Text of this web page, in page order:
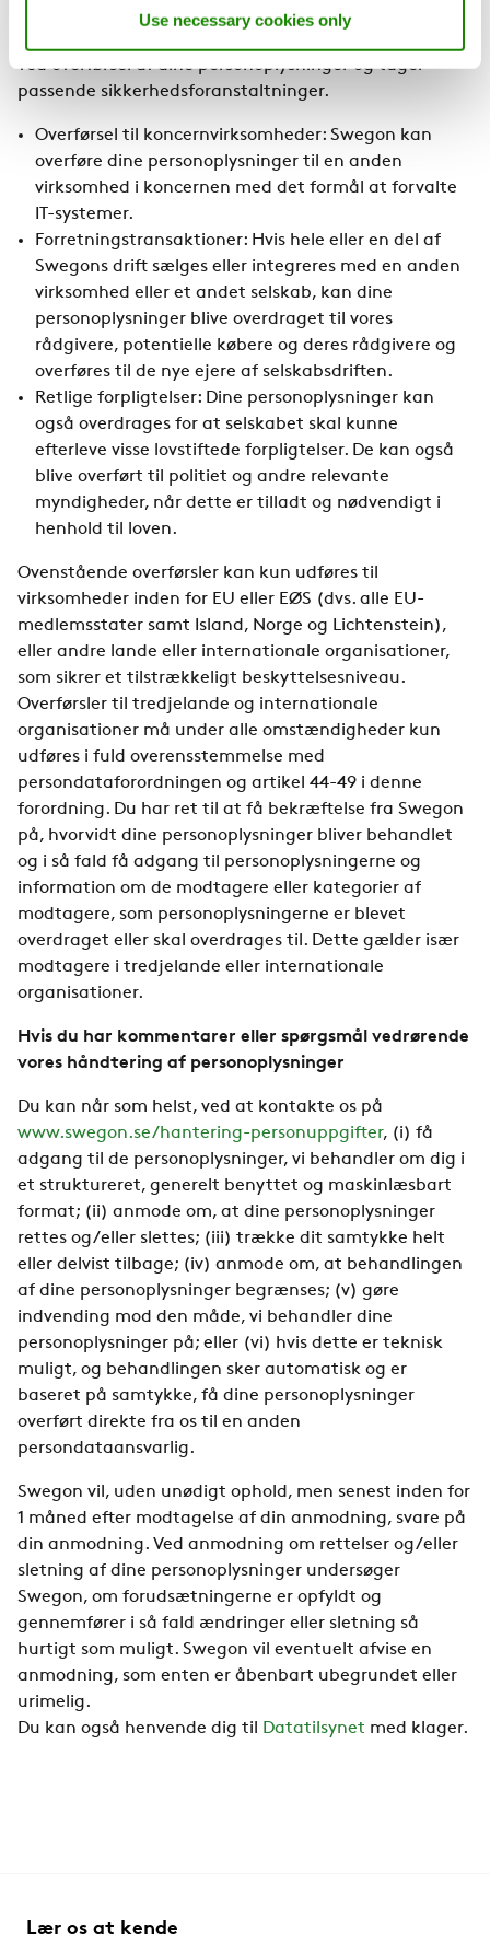
Use necessary cookies only
Swegon overfører kun personoplysninger som
ved overførsel af dine personoplysninger og tager
passende sikkerhedsforanstaltninger.
Overførsel til koncernvirksomheder: Swegon kan
overføre dine personoplysninger til en anden
virksomhed i koncernen med det formål at forvalte
IT-systemer.
Forretningstransaktioner: Hvis hele eller en del af
Swegons drift sælges eller integreres med en anden
virksomhed eller et andet selskab, kan dine
personoplysninger blive overdraget til vores
rådgivere, potentielle købere og deres rådgivere og
overføres til de nye ejere af selskabsdriften.
Retlige forpligtelser: Dine personoplysninger kan
også overdrages for at selskabet skal kunne
efterleve visse lovstiftede forpligtelser. De kan også
blive overført til politiet og andre relevante
myndigheder, når dette er tilladt og nødvendigt i
henhold til loven.
Ovenstående overførsler kan kun udføres til
virksomheder inden for EU eller EØS (dvs. alle EU-
medlemsstater samt Island, Norge og Lichtenstein),
eller andre lande eller internationale organisationer,
som sikrer et tilstrækkeligt beskyttelsesniveau.
Overførsler til tredjelande og internationale
organisationer må under alle omstændigheder kun
udføres i fuld overensstemmelse med
persondataforordningen og artikel 44-49 i denne
forordning. Du har ret til at få bekræftelse fra Swegon
på, hvorvidt dine personoplysninger bliver behandlet
og i så fald få adgang til personoplysningerne og
information om de modtagere eller kategorier af
modtagere, som personoplysningerne er blevet
overdraget eller skal overdrages til. Dette gælder især
modtagere i tredjelande eller internationale
organisationer.
Hvis du har kommentarer eller spørgsmål vedrørende
vores håndtering af personoplysninger
Du kan når som helst, ved at kontakte os på
www.swegon.se/hantering-personuppgifter, (i) få
adgang til de personoplysninger, vi behandler om dig i
et struktureret, generelt benyttet og maskinlæsbart
format; (ii) anmode om, at dine personoplysninger
rettes og/eller slettes; (iii) trække dit samtykke helt
eller delvist tilbage; (iv) anmode om, at behandlingen
af dine personoplysninger begrænses; (v) gøre
indvending mod den måde, vi behandler dine
personoplysninger på; eller (vi) hvis dette er teknisk
muligt, og behandlingen sker automatisk og er
baseret på samtykke, få dine personoplysninger
overført direkte fra os til en anden
persondataansvarlig.
Swegon vil, uden unødigt ophold, men senest inden for
1 måned efter modtagelse af din anmodning, svare på
din anmodning. Ved anmodning om rettelser og/eller
sletning af dine personoplysninger undersøger
Swegon, om forudsætningerne er opfyldt og
gennemfører i så fald ændringer eller sletning så
hurtigt som muligt. Swegon vil eventuelt afvise en
anmodning, som enten er åbenbart ubegrundet eller
urimelig.
Du kan også henvende dig til
Datatilsynet med klager.
Lær os at kende